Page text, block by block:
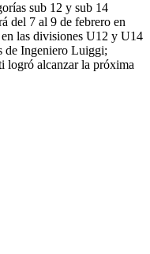
sub 12 y sub 14
del 7 al 9 de febrero en
las divisiones U12 y U14
de Ingeniero Luiggi;
logró alcanzar la próxima